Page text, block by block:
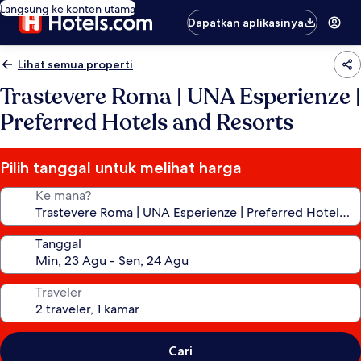
Langsung ke konten utama
Dapatkan aplikasinya
Lihat semua properti
Trastevere Roma | UNA Esperienze |
Preferred Hotels and Resorts
Pilih tanggal untuk melihat harga
Ke mana?
Tanggal
Traveler
Cari